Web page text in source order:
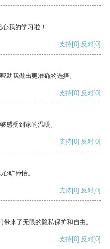
我的学习啦！
支持[0] 反对[0]
助我做出更准确的选择。
支持[0] 反对[0]
感受到家的温暖。
支持[0] 反对[0]
旷神怡。
支持[0] 反对[0]
来了无限的隐私保护和自由。
支持[0] 反对[0]